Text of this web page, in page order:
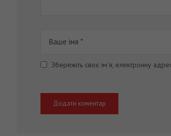
Збережіть своє ім'я, електронну